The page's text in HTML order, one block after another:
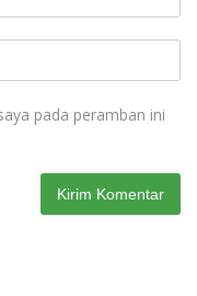
pada peramban ini